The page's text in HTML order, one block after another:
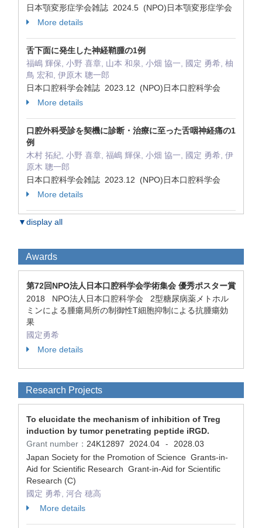
日本顎変形症学会雑誌 2024.5 (NPO)日本顎変形症学会
More details
舌下面に発生した神経鞘腫の1例
福嶋 輝保, 小野 喜章, 山本 和泉, 小畑 協一, 國定 勇希, 柚
鳥 宏和, 伊原木 聰一郎
日本口腔科学会雑誌 2023.12 (NPO)日本口腔科学会
More details
口腔外科受診を契機に診断・治療に至った舌咽神経痛の1
例
木村 拓紀, 小野 喜章, 福嶋 輝保, 小畑 協一, 國定 勇希, 伊
原木 聰一郎
日本口腔科学会雑誌 2023.12 (NPO)日本口腔科学会
More details
▼display all
Awards
第72回NPO法人日本口腔科学会学術集会 優秀ポスター賞
2018 NPO法人日本口腔科学会 2型糖尿病薬メトホル
ミンによる腫瘍局所の制御性T細胞抑制による抗腫瘍効
果
國定勇希
More details
Research Projects
To elucidate the mechanism of inhibition of Treg
induction by tumor penetrating peptide iRGD.
Grant number： 24K12897 2024.04 -
2028.03
Japan Society for the Promotion of Science Grants-in-
Aid for Scientific Research Grant-in-Aid for Scientific
Research (C)
國定 勇希, 河合 穂高
More details